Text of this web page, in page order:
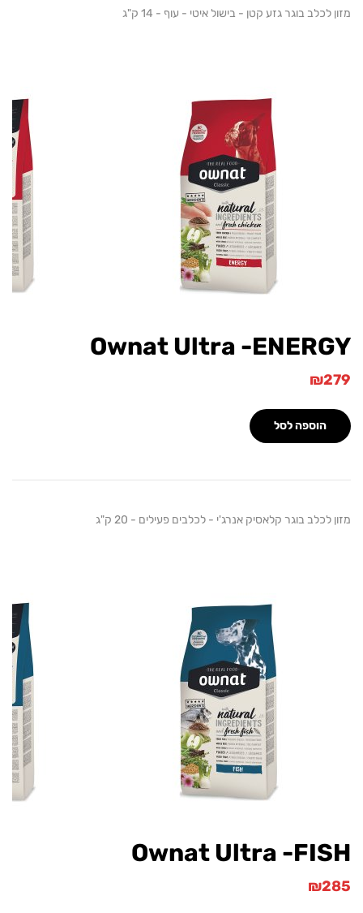
בוגר גזע קטן - בישול איטי - עוף - 14 ק"ג
Ownat Ultra -
₪
הוספה לסל
בוגר קלאסיק אנרג'י - לכלבים פעילים - 20 ק"ג
Ownat Ultra -
₪